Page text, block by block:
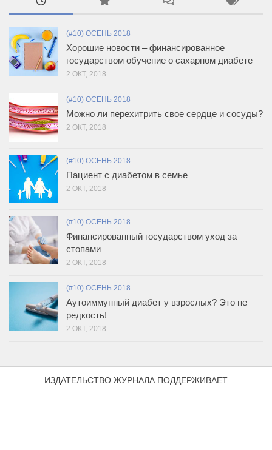
(#10) ОСЕНЬ 2018
Хорошие новости – финансированное
государством обучение о сахарном диабете
2 ОКТ, 2018
(#10) ОСЕНЬ 2018
Можно ли перехитрить свое сердце и сосуды?
2 ОКТ, 2018
(#10) ОСЕНЬ 2018
Пациент с диабетом в семье
2 ОКТ, 2018
(#10) ОСЕНЬ 2018
Финансированный государством уход за
стопами
2 ОКТ, 2018
(#10) ОСЕНЬ 2018
Аутоиммунный диабет у взрослых? Это не
редкость!
2 ОКТ, 2018
ИЗДАТЕЛЬСТВО ЖУРНАЛА ПОДДЕРЖИВАЕТ